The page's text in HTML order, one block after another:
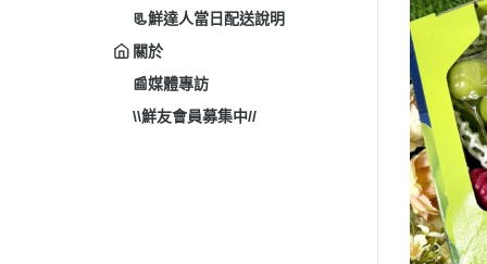
📃鮮達人當日配送說明
關於
📰媒體專訪
\\鮮友會員募集中//